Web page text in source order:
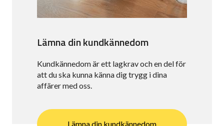
Lämna din kundkännedom
Kundkännedom är ett lagkrav och en del för
att du ska kunna känna dig trygg i dina
affärer med oss.
Lämna din kundkännedom